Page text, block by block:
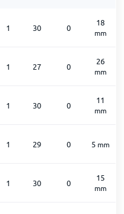
1 30 0
18
mm
1 27 0
26
mm
1 30 0
11
mm
1 29 0 5 mm
1 30 0
15
mm